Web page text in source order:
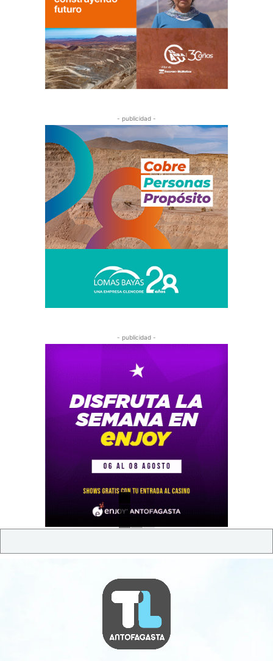
- publicidad -
- publicidad -